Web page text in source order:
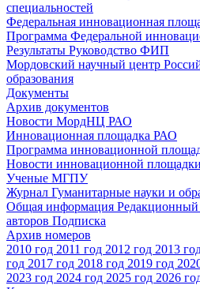
специальностей
Федеральная инновационная
Программа Федеральной
Результаты Руководство ФИП
Мордовский научный центр
образования
Документы
Архив документов
Новости МордНЦ РАО
Инновационная площадка РАО
Программа инновационной
Новости инновационной площадки
Ученые МГПУ
Журнал Гуманитарные науки и
Общая информация Редакционный
авторов Подписка
Архив номеров
2010 год 2011 год 2012 год 2013
год 2017 год 2018 год 2019 год
2023 год 2024 год 2025 год 2026